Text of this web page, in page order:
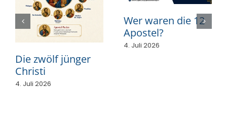
Die zwölf jünger
Christi
4. Juli 2026
Wer waren die 12
Apostel?
4. Juli 2026